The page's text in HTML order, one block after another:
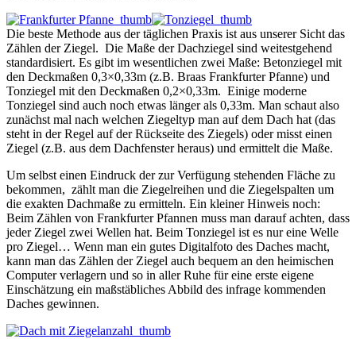
Die beste Methode aus der täglichen Praxis ist aus unserer Sicht das
Zählen der Ziegel. Die Maße der Dachziegel sind weitestgehend
standardisiert. Es gibt im wesentlichen zwei Maße: Betonziegel mit
den Deckmaßen 0,3×0,33m (z.B. Braas Frankfurter Pfanne) und
Tonziegel mit den Deckmaßen 0,2×0,33m. Einige moderne
Tonziegel sind auch noch etwas länger als 0,33m. Man schaut also
zunächst mal nach welchen Ziegeltyp man auf dem Dach hat (das
steht in der Regel auf der Rückseite des Ziegels) oder misst einen
Ziegel (z.B. aus dem Dachfenster heraus) und ermittelt die Maße.
Um selbst einen Eindruck der zur Verfügung stehenden Fläche zu
bekommen, zählt man die Ziegelreihen und die Ziegelspalten um
die exakten Dachmaße zu ermitteln. Ein kleiner Hinweis noch:
Beim Zählen von Frankfurter Pfannen muss man darauf achten, dass
jeder Ziegel zwei Wellen hat. Beim Tonziegel ist es nur eine Welle
pro Ziegel… Wenn man ein gutes Digitalfoto des Daches macht,
kann man das Zählen der Ziegel auch bequem an den heimischen
Computer verlagern und so in aller Ruhe für eine erste eigene
Einschätzung ein maßstäbliches Abbild des infrage kommenden
Daches gewinnen.